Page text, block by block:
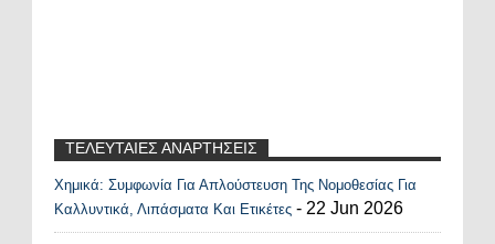
ΤΕΛΕΥΤΑΙΕΣ ΑΝΑΡΤΗΣΕΙΣ
Recent Posts Widget
Χημικά: Συμφωνία Για Απλούστευση Της Νομοθεσίας Για
Καλλυντικά, Λιπάσματα Και Ετικέτες - 22 Jun 2026